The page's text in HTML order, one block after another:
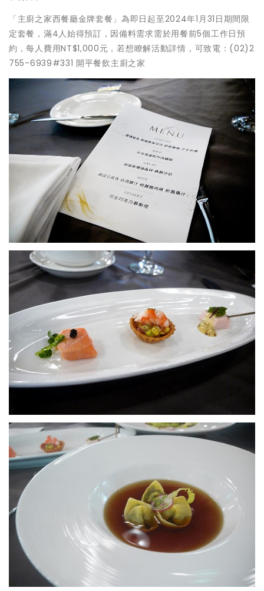
「主廚之家西餐廳金牌套餐」為即日起至2024年1月31日期間限
定套餐，滿4人始得預訂，因備料需求需於用餐前5個工作日預
約，每人費用NT$1,000元，若想瞭解活動詳情，可致電：(02)2
755-6939#331 開平餐飲主廚之家